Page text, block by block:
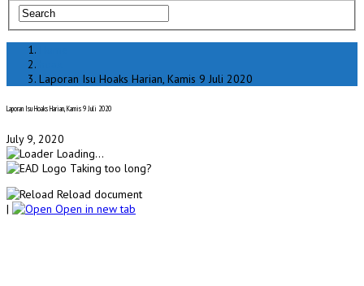
Laporan Isu Hoaks Harian, Kamis 9 Juli 2020
Laporan Isu Hoaks Harian, Kamis 9 Juli 2020
July 9, 2020
Loading...
Taking too long?
Reload document
|
Open in new tab